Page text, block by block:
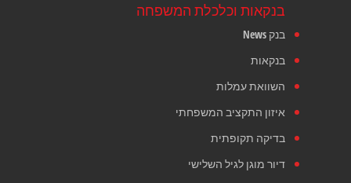
בנקאות וכלכלת המשפחה
בנק News
בנקאות
השוואת עמלות
איזון התקציב המשפחתי
בדיקה תקופתית
דיור מוגן לגיל השלישי